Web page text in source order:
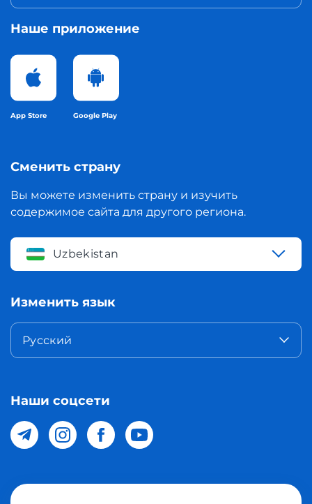
Наше приложение
App Store Google Play
Сменить страну
Вы можете изменить страну и изучить
содержимое сайта для другого региона.
Uzbekistan
Изменить язык
Русский
Наши соцсети